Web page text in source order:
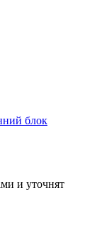
блок
и уточнят